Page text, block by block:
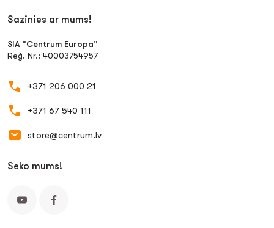
Sazinies ar mums!
SIA "Centrum Europa"
Reģ. Nr.: 40003754957
+371 206 000 21
+371 67 540 111
store@centrum.lv
Seko mums!